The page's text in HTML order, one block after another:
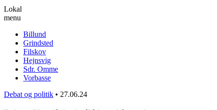
Lokal
menu
Billund
Grindsted
Filskov
Hejnsvig
Sdr. Omme
Vorbasse
Debat og politik • 27.06.24